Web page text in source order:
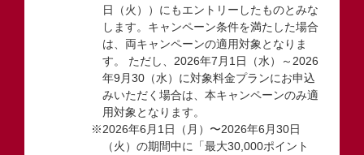
日（火））にもエントリーしたものとみな
します。キャンペーン条件を満たした場合
は、両キャンペーンの適用対象となりま
す。 ただし、2026年7月1日（水）～2026
年9月30（水）に対象料金プランにお申込
みいただく場合は、本キャンペーンのみ適
用対象となります。
※2026年6月1日（月）〜2026年6月30日
（火）の期間中に「最大30,000ポイント